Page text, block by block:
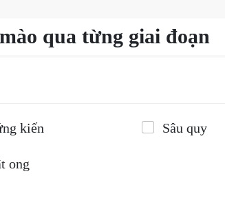
qua từng giai đoạn
kiến Sâu quy
ong